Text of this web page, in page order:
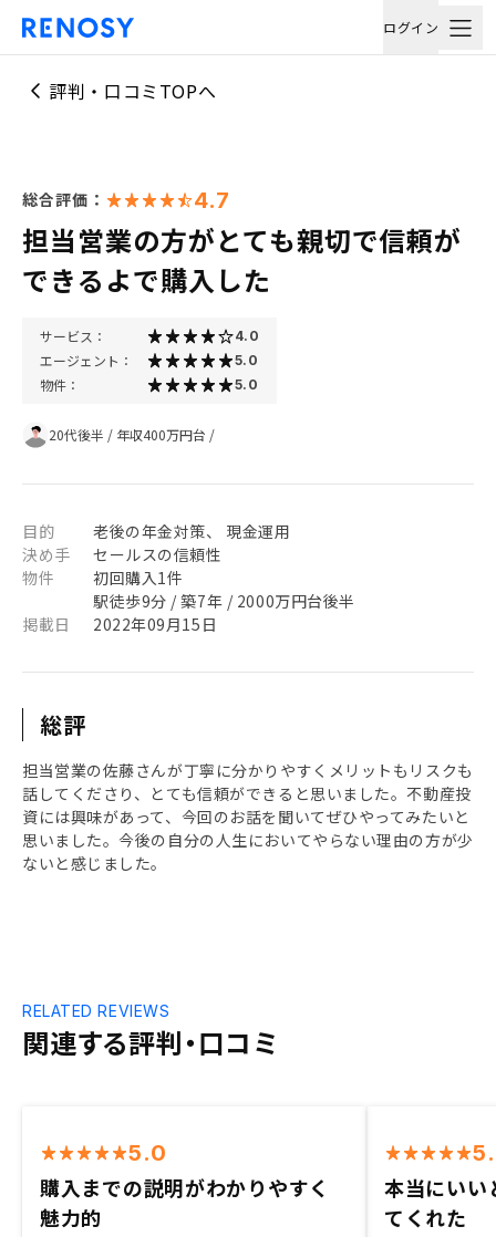
ログイン
評判・口コミTOPへ
総合評価： 4.7
担当営業の方がとても親切で信頼が
できるよで購入した
サービス： 4.0
エージェント： 5.0
物件： 5.0
20代後半 / 年収400万円台 /
目的
老後の年金対策、 現金運用
決め手
セールスの信頼性
物件
初回購入1件
駅徒歩9分 / 築7年 / 2000万円台後半
掲載日
2022年09月15日
総評
担当営業の佐藤さんが丁寧に分かりやすくメリットもリスクも
話してくださり、とても信頼ができると思いました。不動産投
資には興味があって、今回のお話を聞いてぜひやってみたいと
思いました。今後の自分の人生においてやらない理由の方が少
ないと感じました。
関連する評判・口コミ
RELATED REVIEWS
5.0
購入までの説明がわかりやすく
魅力的
本当にいい
てくれた